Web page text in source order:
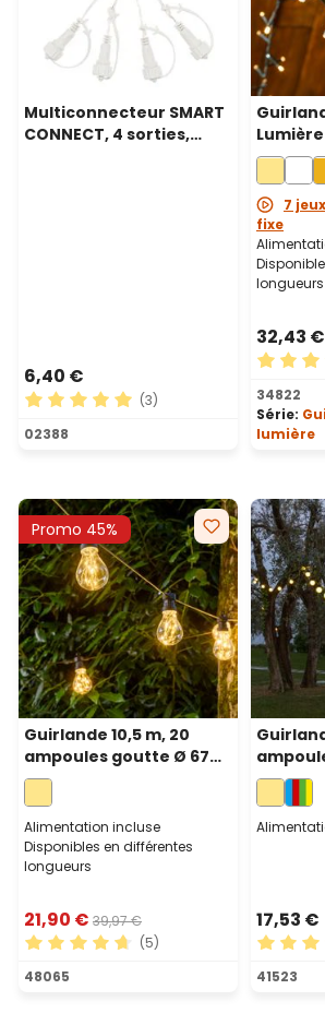
Multiconnecteur SMART
CONNECT, 4 sorties,
6,40 €
Note moyenne de 5 sur 5 étoiles
(3)
02388
blanc
7
fixe
longueurs
32,43 €
Note
34822
Série:
lumière
Promo 45%
Guirlande 10,5 m, 20
ampoules goutte Ø 67
mm, 200 microled blanc
chaud, câble noir
Alimentation incluse
Disponibles en différentes
longueurs
21,90 € 39,97 €
Note moyenne de 4.8 sur 5 étoiles
(5)
48065
mm, led
câble
17,53 €
Note
41523